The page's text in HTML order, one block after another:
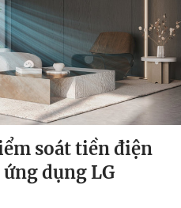
soát tiền điện
dụng LG